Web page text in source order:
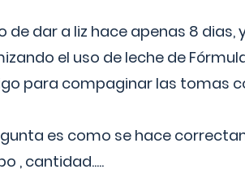
de dar a liz hace apenas 8
el uso de leche de
para compaginar las tomas
es como se hace
, cantidad.....